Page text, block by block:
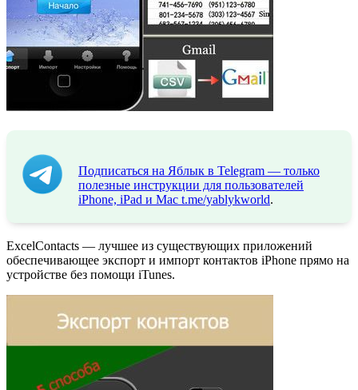
Подписаться на Яблык в Telegram — только
полезные инструкции для пользователей
iPhone, iPad и Mac t.me/yablykworld.
ExcelContacts — лучшее из существующих приложений
обеспечивающее экспорт и импорт контактов iPhone прямо на
устройстве без помощи iTunes.